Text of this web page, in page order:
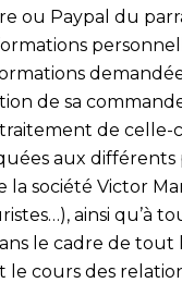
ou Paypal du
de sa
traitement de
aux différents
la société Victor
ainsi qu’à
le cadre de tout
le cours des